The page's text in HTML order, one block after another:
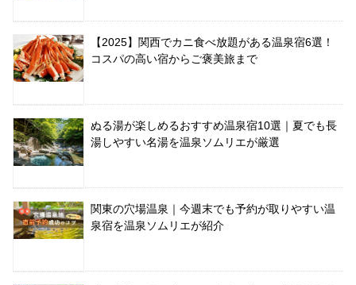
【2025】関西でカニ食べ放題がある温泉宿6選！
コスパの高い宿からご褒美旅まで
ぬる湯が楽しめるおすすめ温泉宿10選｜夏でも長
湯しやすい名湯を温泉ソムリエが厳選
関東の穴場温泉｜今週末でも予約が取りやすい温
泉宿を温泉ソムリエが紹介